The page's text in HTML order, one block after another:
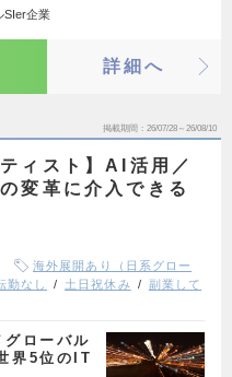
SIer企業
詳細へ
掲載期間 26/07/28～26/08/10
ィスト】AI活用／
変革に介入できる
海外展開あり（日系グロー
勤なし 土日祝休み
副業して
ローバル
界5位のIT